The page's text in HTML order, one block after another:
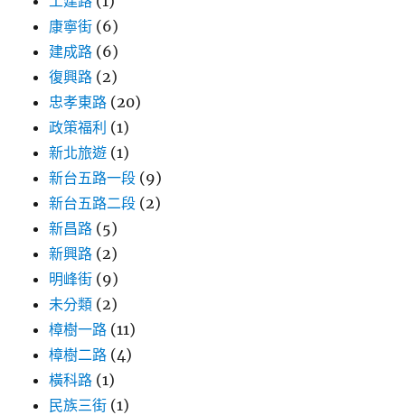
康寧街 (6)
建成路 (6)
復興路 (2)
忠孝東路 (20)
政策福利 (1)
新北旅遊 (1)
新台五路一段 (9)
新台五路二段 (2)
新昌路 (5)
新興路 (2)
明峰街 (9)
未分類 (2)
樟樹一路 (11)
樟樹二路 (4)
橫科路 (1)
民族三街 (1)